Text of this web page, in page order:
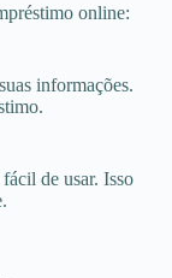
online:
informações.
de usar. Isso